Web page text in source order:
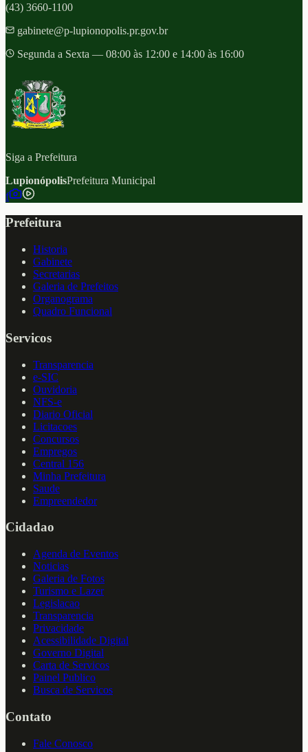
(43) 3660-1100
gabinete@p-lupionopolis.pr.gov.br
Segunda a Sexta — 08:00 às 12:00 e 14:00 às 16:00
Siga a Prefeitura
LupionópolisPrefeitura Municipal
f
Prefeitura
Historia
Gabinete
Secretarias
Galeria de Prefeitos
Organograma
Quadro Funcional
Servicos
Transparencia
e-SIC
Ouvidoria
NFS-e
Diario Oficial
Licitacoes
Concursos
Empregos
Central 156
Minha Prefeitura
Saude
Empreendedor
Cidadao
Agenda de Eventos
Noticias
Galeria de Fotos
Turismo e Lazer
Legislacao
Transparencia
Privacidade
Acessibilidade Digital
Governo Digital
Carta de Servicos
Painel Publico
Busca de Servicos
Contato
Fale Conosco